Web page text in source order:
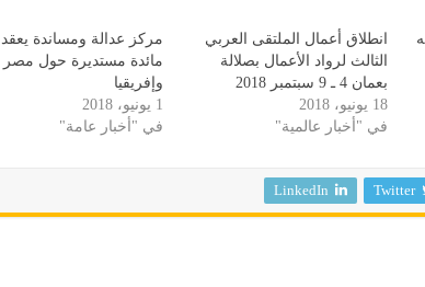
انطلاق أعمال الملتقى العربي
الثالث لرواد الأعمال بصلالة
بعمان 4 ـ 9 سبتمبر 2018
18 يونيو، 2018
في "أخبار عالمية"
مركز عدالة ومساندة يعقد
مائدة مستديرة حول مصر
وإفريقيا
1 يونيو، 2018
في "أخبار عامة"
Twitter
LinkedIn